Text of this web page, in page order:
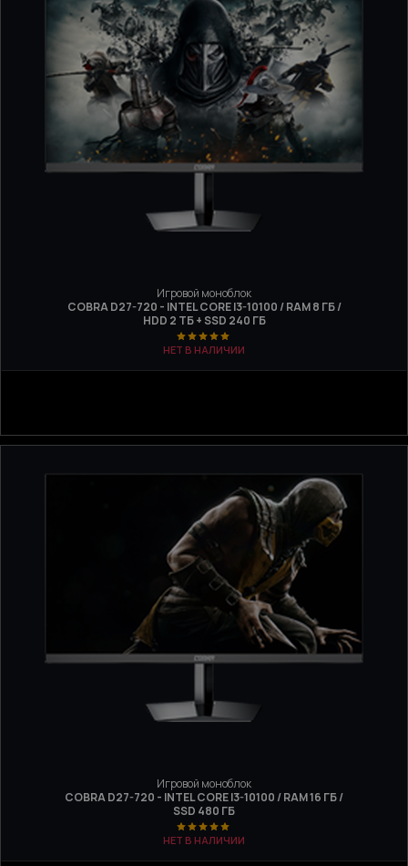
Игровой моноблок
COBRA D27-720 - INTEL CORE I3-10100 / RAM 8 ГБ /
HDD 2 ТБ + SSD 240 ГБ
НЕТ В НАЛИЧИИ
Игровой моноблок
COBRA D27-720 - INTEL CORE I3-10100 / RAM 16 ГБ /
SSD 480 ГБ
НЕТ В НАЛИЧИИ